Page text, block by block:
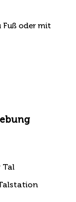
oder mit
Tal